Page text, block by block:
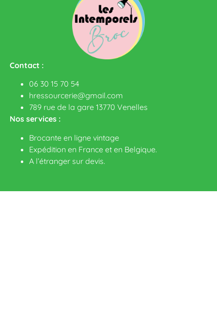
Contact :
06 30 15 70 54
hressourcerie@gmail.com
789 rue de la gare 13770 Venelles
Nos services :
Brocante en ligne vintage
Expédition en France et en Belgique.
A l’étranger sur devis.